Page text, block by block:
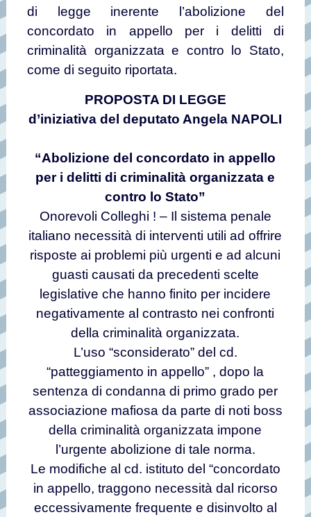
di legge inerente l’abolizione del
concordato in appello per i delitti di
criminalità organizzata e contro lo Stato,
come di seguito riportata.
PROPOSTA DI LEGGE
d’iniziativa del deputato Angela NAPOLI
“Abolizione del concordato in appello
per i delittidi criminalità organizzata e
contro lo Stato”
Onorevoli Colleghi ! – Il sistema penale
italiano necessità di interventi utili ad offrire
risposte ai problemi più urgenti e ad alcuni
guasti causati da precedenti scelte
legislative che hanno finito per incidere
negativamente al contrasto nei confronti
della criminalità organizzata.
L’uso “sconsiderato” del cd.
“patteggiamento in appello” , dopo la
sentenza di condanna di primo grado per
associazione mafiosa da parte di noti boss
della criminalità organizzata impone
l’urgente abolizione di tale norma.
Le modifiche al cd. istituto del “concordato
in appello, traggono necessità dal ricorso
eccessivamente frequente e disinvolto al